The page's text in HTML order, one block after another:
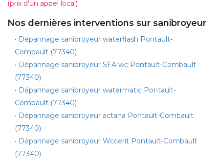
(prix d'un appel local)
Nos dernières interventions sur sanibroyeur
• Dépannage sanibroyeur waterflash Pontault-
Combault (77340)
• Dépannage sanibroyeur SFA wc Pontault-Combault
(77340)
• Dépannage sanibroyeur watermatic Pontault-
Combault (77340)
• Dépannage sanibroyeur actana Pontault-Combault
(77340)
• Dépannage sanibroyeur Wccerit Pontault-Combault
(77340)